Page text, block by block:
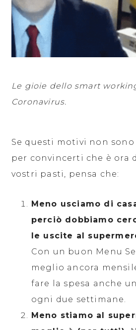
Le gioie dello smart
Coronavirus.
Se questi motivi non
per convincerti che è ora
vostri pasti, pensa che:
Meno usciamo di
perciò dobbiamo
le uscite al
Con un buon Menu
meglio ancora
fare la spesa anche
ogni due settimane.
Meno stiamo al